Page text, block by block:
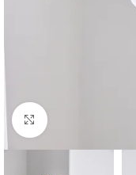
Click to enlarge